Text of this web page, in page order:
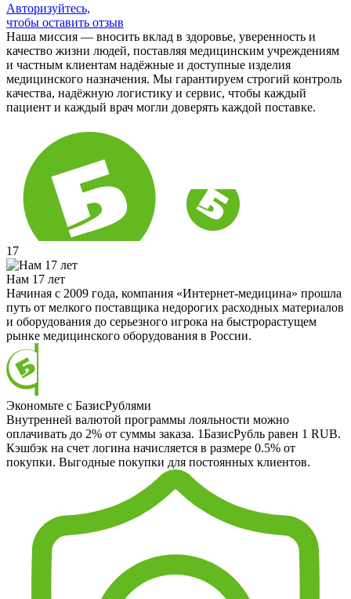
Авторизуйтесь,
чтобы оставить отзыв
Наша миссия — вносить вклад в здоровье, уверенность и
качество жизни людей, поставляя медицинским учреждениям
и частным клиентам надёжные и доступные изделия
медицинского назначения. Мы гарантируем строгий контроль
качества, надёжную логистику и сервис, чтобы каждый
пациент и каждый врач могли доверять каждой поставке.
17
Нам 17 лет
Начиная с 2009 года, компания «Интернет-медицина» прошла
путь от мелкого поставщика недорогих расходных материалов
и оборудования до серьезного игрока на быстрорастущем
рынке медицинского оборудования в России.
Экономьте с БазисРублями
Внутренней валютой программы лояльности можно
оплачивать до 2% от суммы заказа. 1БазисРубль равен 1 RUB.
Кэшбэк на счет логина начисляется в размере 0.5% от
покупки. Выгодные покупки для постоянных клиентов.